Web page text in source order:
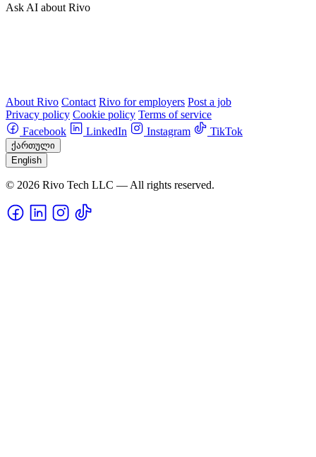
Ask AI about Rivo
About Rivo Contact Rivo for employers Post a job
Privacy policy Cookie policy Terms of service
Facebook
LinkedIn Instagram TikTok
ქართული
English
© 2026 Rivo Tech LLC — All rights reserved.